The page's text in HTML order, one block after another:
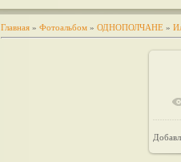
Главная » Фотоальбом » ОДНОПОЛЧАНЕ »